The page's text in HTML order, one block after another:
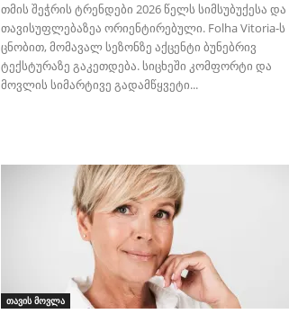
თმის შეჭრის ტრენდები 2026 წელს სიმსუბუქესა და
თავისუფლებაზეა ორიენტირებული. Folha Vitoria-ს
ცნობით, მომავალ სეზონზე აქცენტი ბუნებრივ
ტექსტურაზე გაკეთდება. სიცხეში კომფორტი და
მოვლის სიმარტივე გადამწყვეტი...
თავის მოვლა